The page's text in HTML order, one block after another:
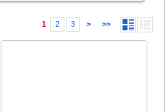
1 2 3 > >>